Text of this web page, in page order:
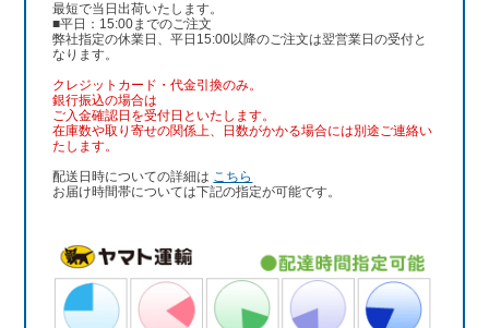
最短で当日出荷いたします。
■平日：15:00までのご注文
弊社指定の休業日、平日15:00以降のご注文は翌営業日の受付と
なります。
クレジットカード・代金引換のみ。
銀行振込の場合は
ご入金確認日を受付日といたします。
在庫数や取り寄せの関係上、日数がかかる場合には別途ご連絡い
たします。
配送日時についての詳細は こちら
お届け時間帯については下記の指定が可能です。